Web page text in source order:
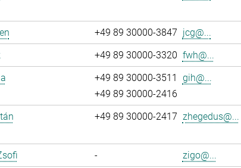
+49 89 30000-3847 jcg@...
+49 89 30000-3320 fwh@...
+49 89 30000-3511
+49 89 30000-2416
gih@...
+49 89 30000-2417 zhegedus@...
- zigo@...